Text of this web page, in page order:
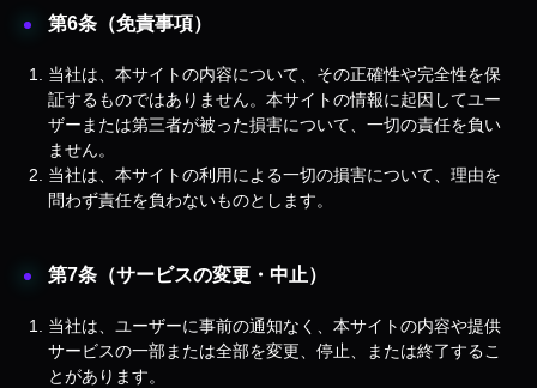
第6条（免責事項）
当社は、本サイトの内容について、その正確性や完全性を保
証するものではありません。本サイトの情報に起因してユー
ザーまたは第三者が被った損害について、一切の責任を負い
ません。
当社は、本サイトの利用による一切の損害について、理由を
問わず責任を負わないものとします。
第7条（サービスの変更・中止）
当社は、ユーザーに事前の通知なく、本サイトの内容や提供
サービスの一部または全部を変更、停止、または終了するこ
とがあります。